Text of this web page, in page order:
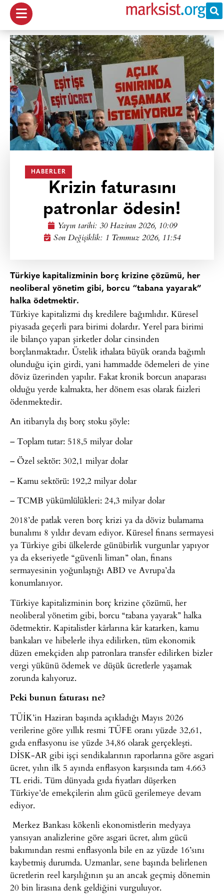
HABERLER
Krizin faturasını
patronlar ödesin!
Yayın tarihi: 30 Haziran 2026, 10:09
Son Değişiklik: 1 Temmuz 2026, 11:54
Türkiye kapitalizminin borç krizine çözümü, her
neoliberal yönetim gibi, borcu “tabana yayarak”
halka ödetmektir.
Türkiye kapitalizmi dış kredilere bağımlıdır. Küresel
piyasada geçerli para birimi dolardır. Yerel para birimi
ile bilanço yapan şirketler dolar cinsinden
borçlanmaktadır. Üstelik ithalata büyük oranda bağımlı
olunduğu için girdi, yani hammadde ödemeleri de yine
döviz üzerinden yapılır. Fakat kronik borcun anaparası
olduğu yerde kalmakta, her dönem esas olarak faizleri
ödenmektedir.
An itibarıyla dış borç stoku şöyle:
– Toplam tutar: 518,5 milyar dolar
– Özel sektör: 302,1 milyar dolar
– Kamu sektörü: 192,2 milyar dolar
– TCMB yükümlülükleri: 24,3 milyar dolar
2018’de patlak veren borç krizi ya da döviz bulamama
bunalımı 8 yıldır devam ediyor. Küresel finans sermayesi
ya Türkiye gibi ülkelerde günübirlik vurgunlar yapıyor
ya da ekseriyetle “güvenli liman” olan, finans
sermayesinin yoğunlaştığı ABD ve Avrupa’da
konumlanıyor.
Türkiye kapitalizminin borç krizine çözümü, her
neoliberal yönetim gibi, borcu “tabana yayarak” halka
ödetmektir. Kapitalistler kârlarına kâr katarken, kamu
bankaları ve hibelerle ihya edilirken, tüm ekonomik
düzen emekçiden alıp patronlara transfer edilirken bizler
vergi yükünü ödemek ve düşük ücretlerle yaşamak
zorunda kalıyoruz.
Peki bunun faturası ne?
TÜİK’in Haziran başında açıkladığı Mayıs 2026
verilerine göre yıllık resmi TÜFE oranı yüzde 32,61,
gıda enflasyonu ise yüzde 34,86 olarak gerçekleşti.
DİSK-AR gibi işçi sendikalarının raporlarına göre asgari
ücret, yılın ilk 5 ayında enflasyon karşısında tam 4.663
TL eridi. Tüm dünyada gıda fiyatları düşerken
Türkiye’de emekçilerin alım gücü gerilemeye devam
ediyor.
Merkez Bankası kökenli ekonomistlerin medyaya
yansıyan analizlerine göre asgari ücret, alım gücü
bakımından resmi enflasyonla bile en az yüzde 16’sını
kaybetmiş durumda. Uzmanlar, sene başında belirlenen
ücretlerin reel karşılığının şu an ancak geçmiş dönemin
20 bin lirasına denk geldiğini vurguluyor.